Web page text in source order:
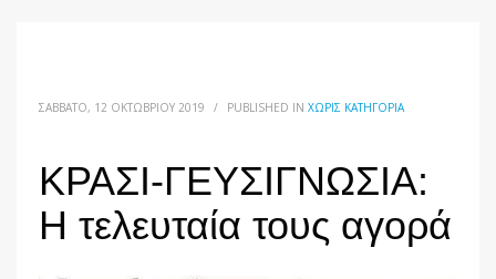
ΣΆΒΒΑΤΟ, 12 ΟΚΤΩΒΡΊΟΥ 2019 / PUBLISHED IN ΧΩΡΊΣ ΚΑΤΗΓΟΡΊΑ
ΚΡΑΣΙ-ΓΕΥΣΙΓΝΩΣΙΑ:
Η τελευταία τους αγορά